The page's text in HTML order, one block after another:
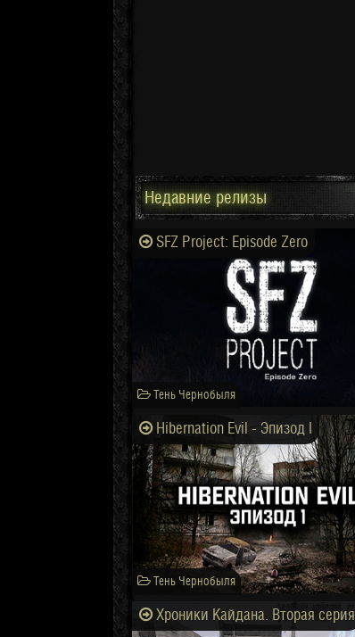
Недавние релизы
SFZ Project: Episode Zero
Тень Чернобыля
Hibernation Evil - Эпизод I
Тень Чернобыля
Хроники Кайдана. Вторая серия